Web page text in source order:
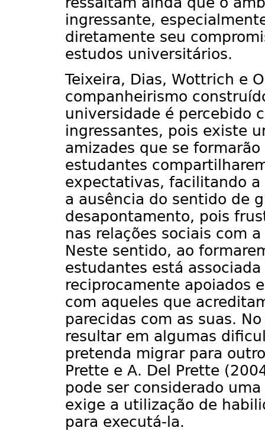
ingressante,
diretamente seu
estudos universitários.
Teixeira, Dias, Wottrich e
companheirismo
universidade é percebido
ingressantes, pois existe
amizades que se
estudantes
expectativas, facilitando a
a ausência do sentido de
desapontamento, pois
nas relações sociais com
Neste sentido, ao
estudantes está
reciprocamente apoiados
com aqueles que
parecidas com as suas.
resultar em algumas
pretenda migrar para
Prette e A. Del Prette
pode ser considerado
exige a utilização de
para executá-la.